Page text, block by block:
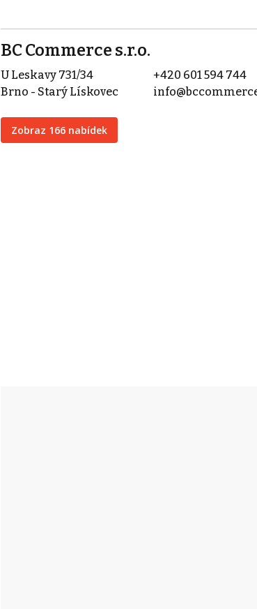
BC Commerce s.r.o.
U Leskavy 731/34
Brno - Starý Lískovec
Zobraz 166 nabídek
+420 601 594 744